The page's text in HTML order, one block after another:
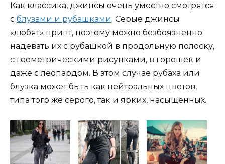
Как классика, джинсы очень уместно смотрятся
с блузами и рубашками. Серые джинсы
«любят» принт, поэтому можно безбоязненно
надевать их с рубашкой в продольную полоску,
с геометрическими рисунками, в горошек и
даже с леопардом. В этом случае рубаха или
блузка может быть как нейтральных цветов,
типа того же серого, так и ярких, насыщенных.